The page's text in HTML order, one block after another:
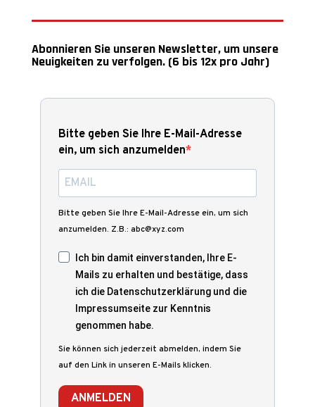
Abonnieren Sie unseren Newsletter, um unsere
Neuigkeiten zu verfolgen. (6 bis 12x pro Jahr)
Bitte geben Sie Ihre E-Mail-Adresse
ein, um sich anzumelden
Bitte geben Sie Ihre E-Mail-Adresse ein, um sich
anzumelden. Z.B.: abc@xyz.com
Ich bin damit einverstanden, Ihre E-
Mails zu erhalten und bestätige, dass
ich die Datenschutzerklärung und die
Impressumseite zur Kenntnis
genommen habe.
Sie können sich jederzeit abmelden, indem Sie
auf den Link in unseren E-Mails klicken.
ANMELDEN